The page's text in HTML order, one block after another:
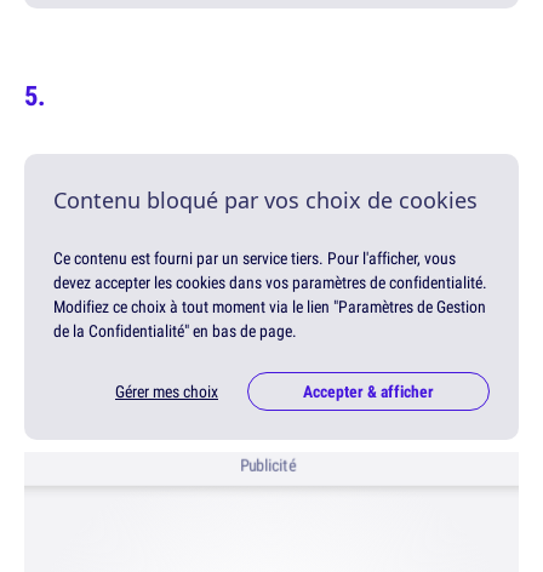
Contenu bloqué par vos choix de cookies
Ce contenu est fourni par un service tiers. Pour l'afficher, vous
devez accepter les cookies dans vos paramètres de confidentialité.
Modifiez ce choix à tout moment via le lien "Paramètres de Gestion
de la Confidentialité" en bas de page.
Gérer mes choix Accepter & afficher
Publicité